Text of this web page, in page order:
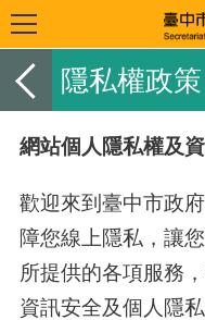
隱私權政策
網站個人隱私權及
歡迎來到臺中市政
障您線上隱私，讓
所提供的各項服務
資訊安全及個人隱